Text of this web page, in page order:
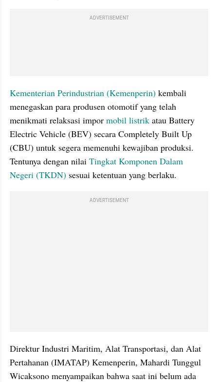
ADVERTISEMENT
Kementerian Perindustrian (Kemenperin) kembali
menegaskan para produsen otomotif yang telah
menikmati relaksasi impor mobil listrik atau Battery
Electric Vehicle (BEV) secara Completely Built Up
(CBU) untuk segera memenuhi kewajiban produksi.
Tentunya dengan nilai Tingkat Komponen Dalam
Negeri (TKDN) sesuai ketentuan yang berlaku.
ADVERTISEMENT
Direktur Industri Maritim, Alat Transportasi, dan Alat
Pertahanan (IMATAP) Kemenperin, Mahardi Tunggul
Wicaksono menyampaikan bahwa saat ini belum ada